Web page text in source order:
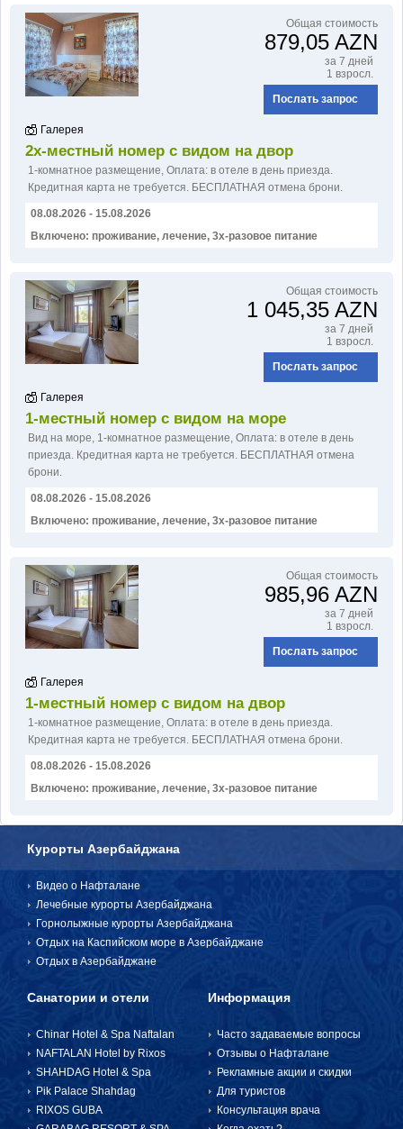
БРОНЬ И ОПЛАТА
Общая стоимость
879,05 AZN
за 7 дней
1 взросл.
Послать запрос
Галерея
2х-местный номер с видом на двор
1-комнатное размещение, Оплатa: в отеле в день приезда.
Кредитная карта не требуется. БЕСПЛАТНАЯ отмена брони.
08.08.2026 - 15.08.2026
Включено: проживание, лечение, 3х-разовое питание
Общая стоимость
1 045,35 AZN
за 7 дней
1 взросл.
Послать запрос
Галерея
1-местный номер с видом на море
Вид на море, 1-комнатное размещение, Оплатa: в отеле в день
приезда. Кредитная карта не требуется. БЕСПЛАТНАЯ отмена
брони.
08.08.2026 - 15.08.2026
Включено: проживание, лечение, 3х-разовое питание
Общая стоимость
985,96 AZN
за 7 дней
1 взросл.
Послать запрос
Галерея
1-местный номер с видом на двор
1-комнатное размещение, Оплатa: в отеле в день приезда.
Кредитная карта не требуется. БЕСПЛАТНАЯ отмена брони.
08.08.2026 - 15.08.2026
Включено: проживание, лечение, 3х-разовое питание
Курорты Азербайджана
Видео о Нафталане
Лечебные курорты Азербайджана
Горнолыжные курорты Азербайджана
Отдых на Каспийском море в Азербайджане
Отдых в Азербайджане
Санатории и отели
Chinar Hotel & Spa Naftalan
NAFTALAN Hotel by Rixos
SHAHDAG Hotel & Spa
Pik Palace Shahdag
RIXOS GUBA
Информация
Часто задаваемые вопросы
Отзывы о Нафталане
Рекламные акции и скидки
Для туристов
Консультация врача